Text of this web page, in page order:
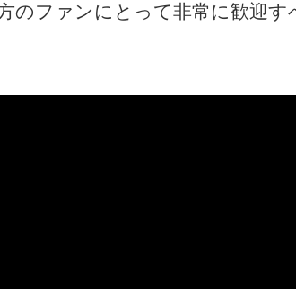
のファンにとって非常に歓迎す